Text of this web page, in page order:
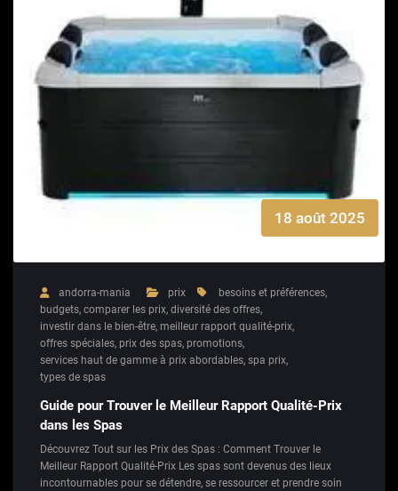
18 août 2025
andorra-mania prix besoins et préférences,
budgets, comparer les prix, diversité des offres,
investir dans le bien-être, meilleur rapport qualité-prix,
offres spéciales, prix des spas, promotions,
services haut de gamme à prix abordables, spa prix,
types de spas
Guide pour Trouver le Meilleur Rapport Qualité-Prix
dans les Spas
Découvrez Tout sur les Prix des Spas : Comment Trouver le
Meilleur Rapport Qualité-Prix Les spas sont devenus des lieux
incontournables pour se détendre, se ressourcer et prendre soin